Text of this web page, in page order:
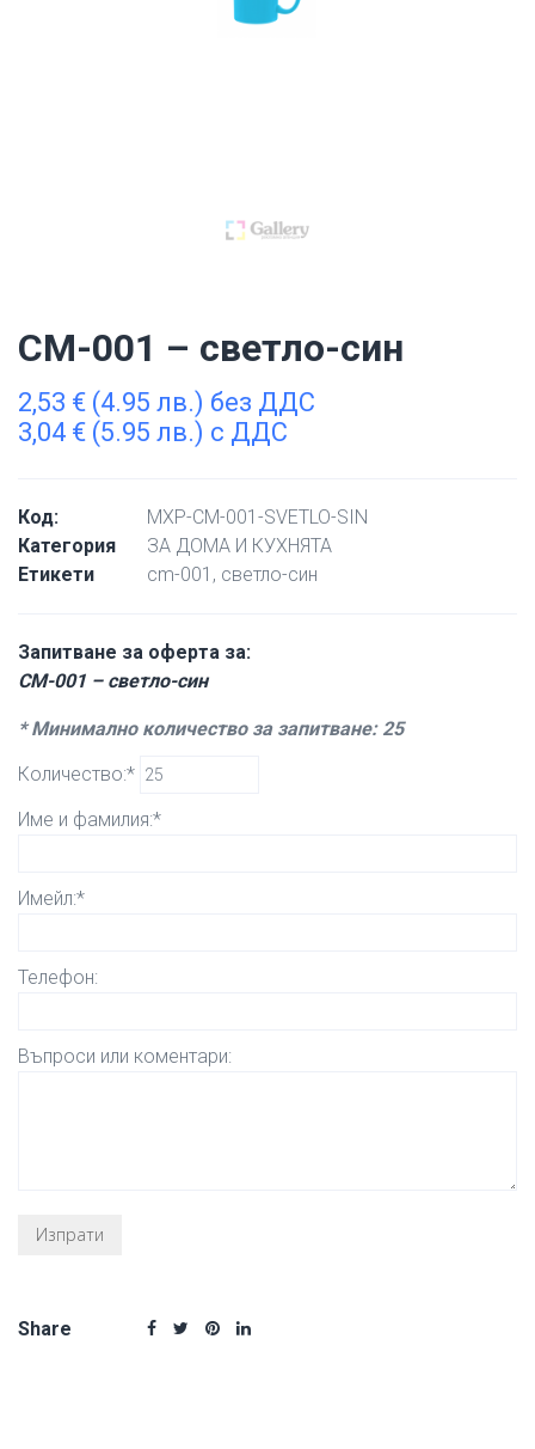
CM-001 – светло-син
2,53 € (4.95 лв.) без ДДС
3,04 € (5.95 лв.) с ДДС
Код:
MXP-CM-001-SVETLO-SIN
Категория
ЗА ДОМА И КУХНЯТА
Етикети
cm-001 , светло-син
Запитване за оферта за:
CM-001 – светло-син
* Минимално количество за запитване: 25
Количество:*
Име и фамилия:*
Имейл:*
Телефон:
Въпроси или коментари:
Share